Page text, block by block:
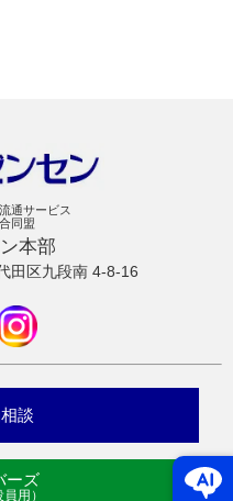
通サービス
同盟
本部
田区九段南 4-8-16
談
ーズ
員用）